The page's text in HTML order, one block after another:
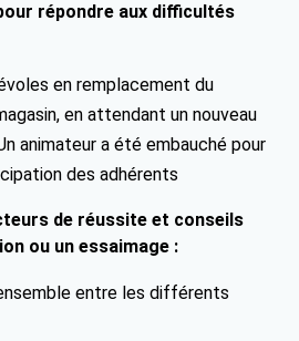
répondre aux difficultés
en remplacement du
en attendant un nouveau
animateur a été embauché pour
des adhérents
de réussite et conseils
ou un essaimage :
entre les différents